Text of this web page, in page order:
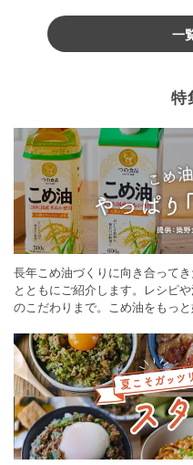
一
特
長年こめ油づくりに向き合って
とともにご紹介します。レシピ
のこだわりまで。こめ油をもっ